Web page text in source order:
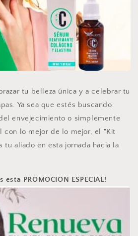
tu belleza única y a celebrar tu
Ya sea que estés buscando
envejecimiento o simplemente
con lo mejor de lo mejor, el "Kit
tu aliado en esta jornada hacia la
esta PROMOCION ESPECIAL!